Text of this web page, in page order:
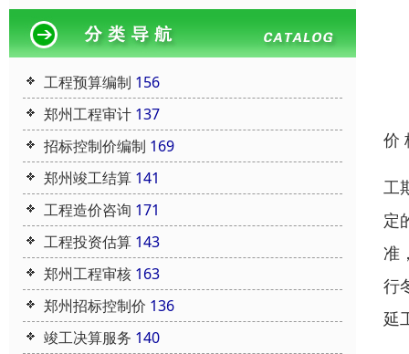
工程预算编制 156
郑州工程审计 137
招标控制价编制 169
郑州竣工结算 141
工程造价咨询 171
工程投资估算 143
郑州工程审核 163
郑州招标控制价 136
竣工决算服务 140
价
工
定
准
行
延